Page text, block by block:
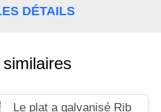
DÉTAILS
Le plat a galvanisé Rib